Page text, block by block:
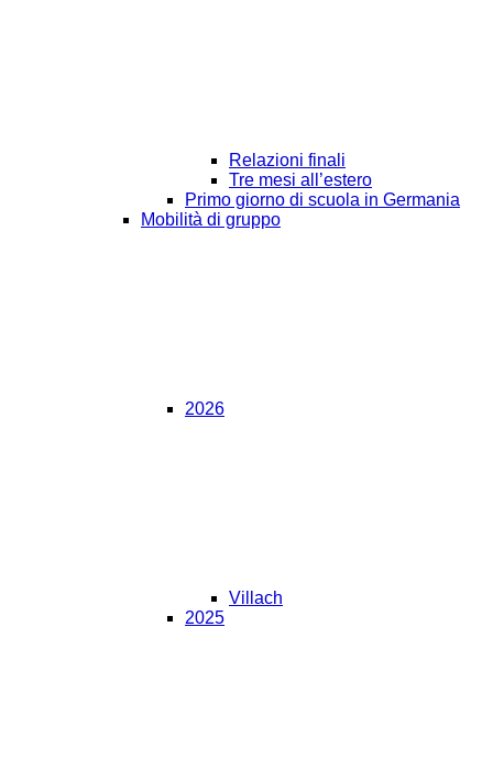
Relazioni finali
Tre mesi all’estero
Primo giorno di scuola in Germania
Mobilità di gruppo
2026
Villach
2025